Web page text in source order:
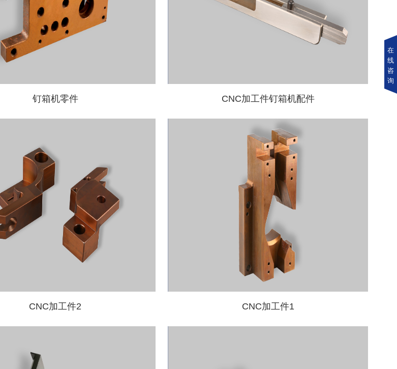
钉箱机零件 CNC加工件钉箱机配件
CNC加工件2 CNC加工件1
在
线
咨
询